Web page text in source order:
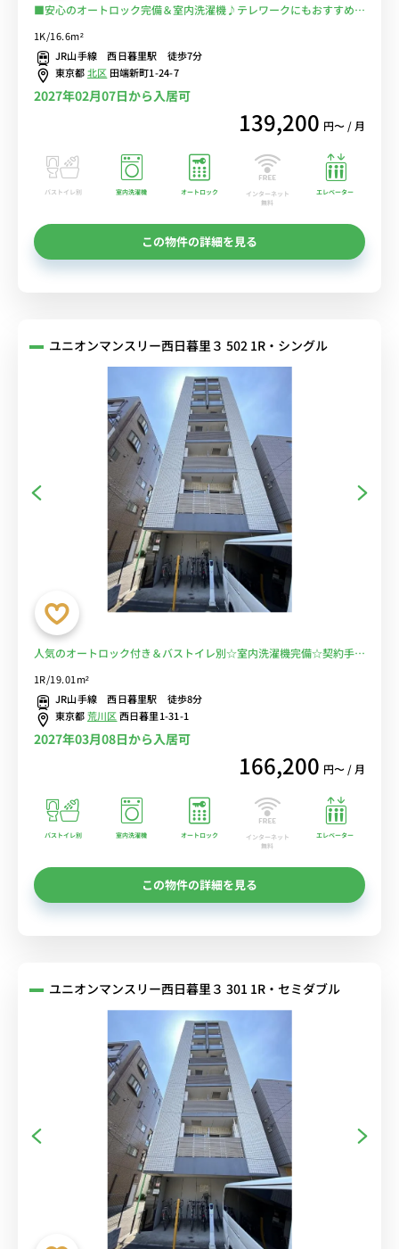
■安心のオートロック完備＆室内洗濯機♪テレワークにもおすすめの
本線など多数の炉数の利用が可能/東京・秋葉原・新宿まで乗換なし
でアクセス/コンビニ至近■選べるWi-Fi格安レンタル中！
1K/16.6m²
JR山手線 西日暮里駅 徒歩7分
東京都北区 田端新町1-24-7
2027年02月07日から入居可
139,200 円〜 / 月
バストイレ別 室内洗濯機 オートロック
インターネット
無料
エレベーター
この物件の詳細を見る
ユニオンマンスリー西日暮里３ 502 1R・シングル
人気のオートロック付き＆バストイレ別☆室内洗濯機完備☆契約手数
1R/19.01m²
JR山手線 西日暮里駅 徒歩8分
東京都荒川区西日暮里1-31-1
2027年03月08日から入居可
166,200 円〜 / 月
バストイレ別 室内洗濯機 オートロック
インターネット
無料
エレベーター
この物件の詳細を見る
ユニオンマンスリー西日暮里３ 301 1R・セミダブル